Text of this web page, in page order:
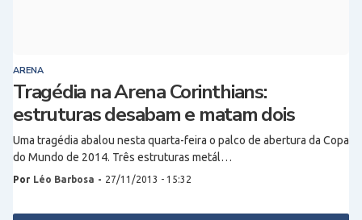
ARENA
Tragédia na Arena Corinthians:
estruturas desabam e matam dois
Uma tragédia abalou nesta quarta-feira o palco de abertura da Copa
do Mundo de 2014. Três estruturas metál…
Por Léo Barbosa - 27/11/2013 - 15:32